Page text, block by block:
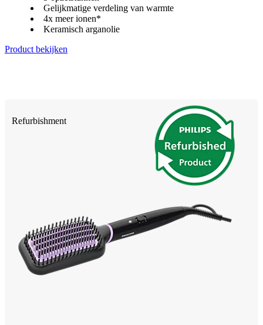
Gelijkmatige verdeling van warmte
4x meer ionen*
Keramisch arganolie
Product bekijken
Refurbishment